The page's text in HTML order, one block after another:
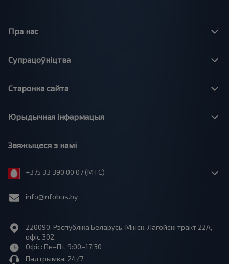
Пра нас
Супрацоўніцтва
Старонка сайта
Юрыдычная інфармацыя
Звяжыцеся з намі
+375 33 390 00 07 (МТС)
info@infobus.by
220090, Рэспубліка Беларусь, Мінск, Лагойскі тракт 22A,
офіс 302.
Офіс: Пн–Пт, 9:00–17:30
Падтрымка: 24/7